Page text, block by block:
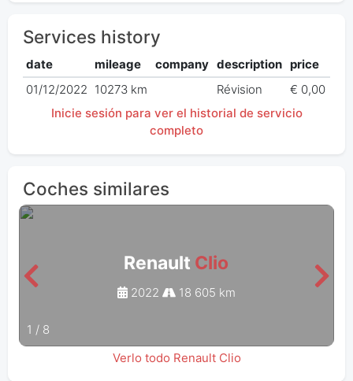
Services history
date mileage company description price
01/12/2022 10273 km Révision
€ 0,00
Inicie sesión para ver el historial de servicio
completo
Coches similares
Renault Clio
2022 18 605 km
1 / 8
Verlo todo Renault Clio